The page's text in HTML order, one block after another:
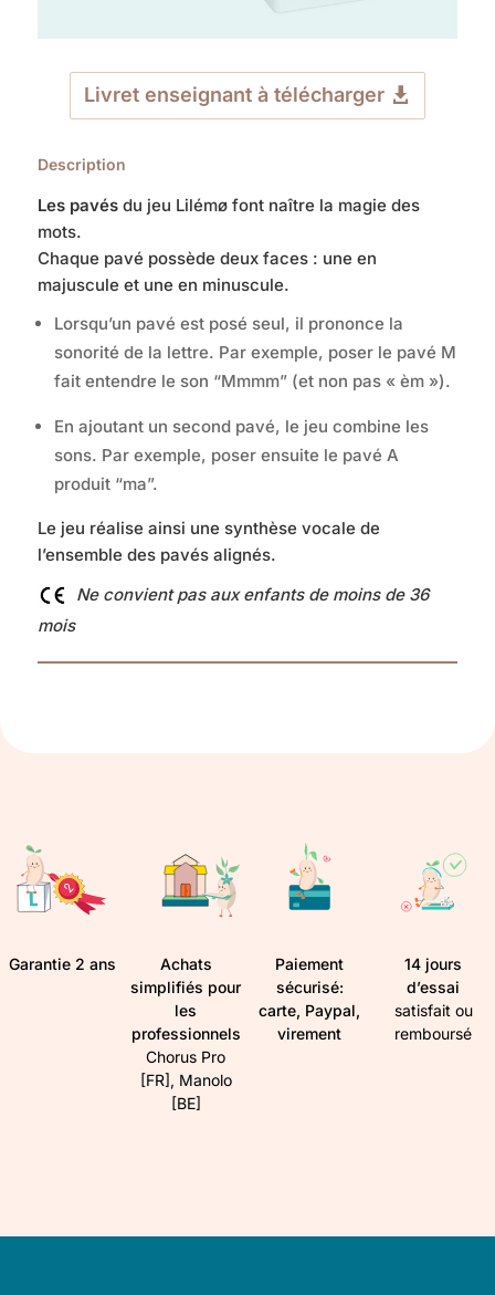
Livret enseignant à télécharger
Description
Les pavésdu jeu Lilémø font naître la magie des
mots.
Chaque pavé possède deux faces : une en
majuscule et une en minuscule.
Lorsqu’un pavé est posé seul, il prononce la
sonorité de la lettre. Par exemple, poser le pavé M
fait entendre le son “Mmmm” (et non pas « èm »).
En ajoutant un second pavé, le jeu combine les
sons. Par exemple, poser ensuite le pavé A
produit “ma”.
Le jeu réalise ainsi une synthèse vocale de
l’ensemble des pavés alignés.
Ne convient pas aux enfants de moins de 36
mois
Garantie 2 ans
Achats
simplifiés pour
les
professionnels
Chorus Pro
[FR], Manolo
[BE]
Paiement
sécurisé:
carte, Paypal,
virement
14 jours
d’essai
satisfait ou
remboursé